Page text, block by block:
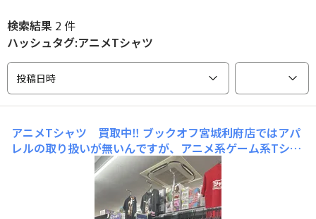
検索結果 2 件
ハッシュタグ:アニメTシャツ
投稿日時
アニメTシャツ 買取中‼️ ブックオフ宮城利府店ではアパ
レルの取り扱いが無いんですが、アニメ系ゲーム系Tシャ
ツ、パーカーなどは取り扱ってます😀UNIQLOやGUのコ
ラボTシャツから公式Tシャツなどアニメ系ゲーム系なら
買取🆗首のところがだるんだるんでも買います‼️私の家に
もDreamcastのパーカーありますが一回も着てないな💦